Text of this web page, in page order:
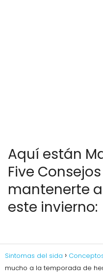
Aquí están
Five
mantenerte
este invierno:
Sintomas del sida
mucho a la temporada de